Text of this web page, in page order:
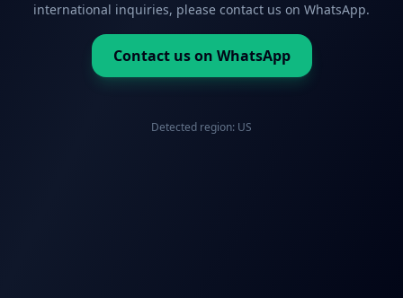
international inquiries, please contact us on WhatsApp.
Contact us on WhatsApp
Detected region: US